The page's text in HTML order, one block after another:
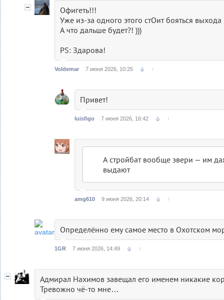
Офигеть!!!
Уже из-за одного этого стОит бояться
А что дальше будет?! )))
PS: Здарова!
Voldemar 7 июня 2026, 10:25 ↑
Привет!
luisfigo 7 июня 2026, 16:42 ↑
А стройбат вообще звери — им
выдают
amg610 9 июня 2026, 20:14 ↑
Определённо ему самое место в Охотском
1GR 7 июня 2026, 14:49 ↑
Адмирал Нахимов завещал его именем никакие
Тревожно чё-то мне…